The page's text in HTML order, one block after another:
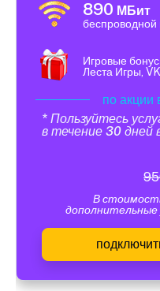
890 МБит
беспроводной
Игровые
Леста Игры,
по акции
* Пользуйтесь
в течение 30 дней
В
дополнительные